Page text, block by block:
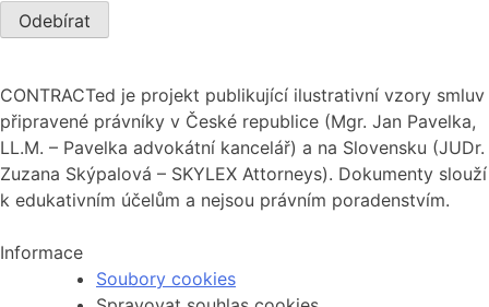
Odebírat
CONTRACTed je projekt publikující ilustrativní vzory smluv
připravené právníky v České republice (Mgr. Jan Pavelka,
LL.M. – Pavelka advokátní kancelář) a na Slovensku (JUDr.
Zuzana Skýpalová – SKYLEX Attorneys). Dokumenty slouží
k edukativním účelům a nejsou právním poradenstvím.
Informace
Soubory cookies